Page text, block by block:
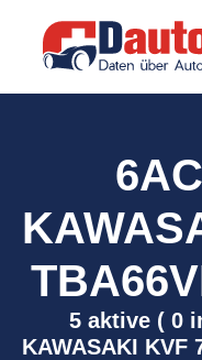
5 aktive ( 0
KAWASAKI KVF